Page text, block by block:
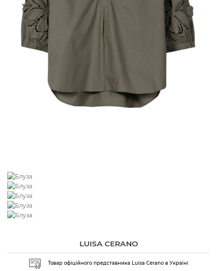
LUISA CERANO
Товар офіційного представника Luisa Cerano в Україні